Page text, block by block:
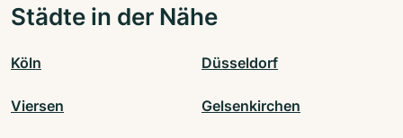
Städte in der Nähe
Köln Düsseldorf
Viersen Gelsenkirchen